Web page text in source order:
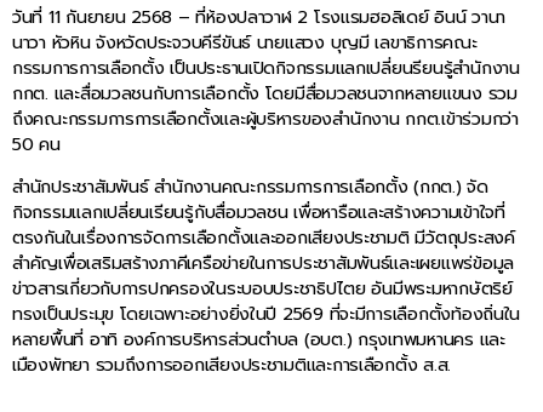
วันที่ 11 กันยายน 2568 – ที่ห้องปลาวาฬ 2 โรงแรมฮอลิเดย์ อินน์ วานา
นาวา หัวหิน จังหวัดประจวบคีรีขันธ์ นายแสวง บุญมี เลขาธิการคณะ
กรรมการการเลือกตั้ง เป็นประธานเปิดกิจกรรมแลกเปลี่ยนรียนรู้สำนักงาน
กกต. และสื่อมวลชนกับการเลือกตั้ง โดยมีสื่อมวลชนจากหลายแขนง รวม
ถึงคณะกรรมการการเลือกตั้งและผู้บริหารของสำนักงาน กกต.เข้าร่วมกว่า
50 คน
สำนักประชาสัมพันธ์ สำนักงานคณะกรรมการการเลือกตั้ง (กกต.) จัด
กิจกรรมแลกเปลี่ยนเรียนรู้กับสื่อมวลชน เพื่อหารือและสร้างความเข้าใจที่
ตรงกันในเรื่องการจัดการเลือกตั้งและออกเสียงประชามติ มีวัตถุประสงค์
สำคัญเพื่อเสริมสร้างภาคีเครือข่ายในการประชาสัมพันธ์และเผยแพร่ข้อมูล
ข่าวสารเกี่ยวกับการปกครองในระบอบประชาธิปไตย อันมีพระมหากษัตริย์
ทรงเป็นประมุข โดยเฉพาะอย่างยิ่งในปี 2569 ที่จะมีการเลือกตั้งท้องถิ่นใน
หลายพื้นที่ อาทิ องค์การบริหารส่วนตำบล (อบต.) กรุงเทพมหานคร และ
เมืองพัทยา รวมถึงการออกเสียงประชามติและการเลือกตั้ง ส.ส.